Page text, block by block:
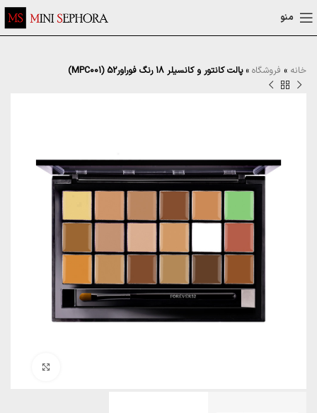
منو
خانه » فروشگاه »پالت کانتور و کانسیلر 18 رنگ فوراور52 (MPC001)